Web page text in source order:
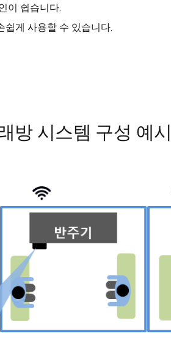
이 쉽습니다.
쉽게 사용할 수 있습니다.
방 시스템 구성 예시